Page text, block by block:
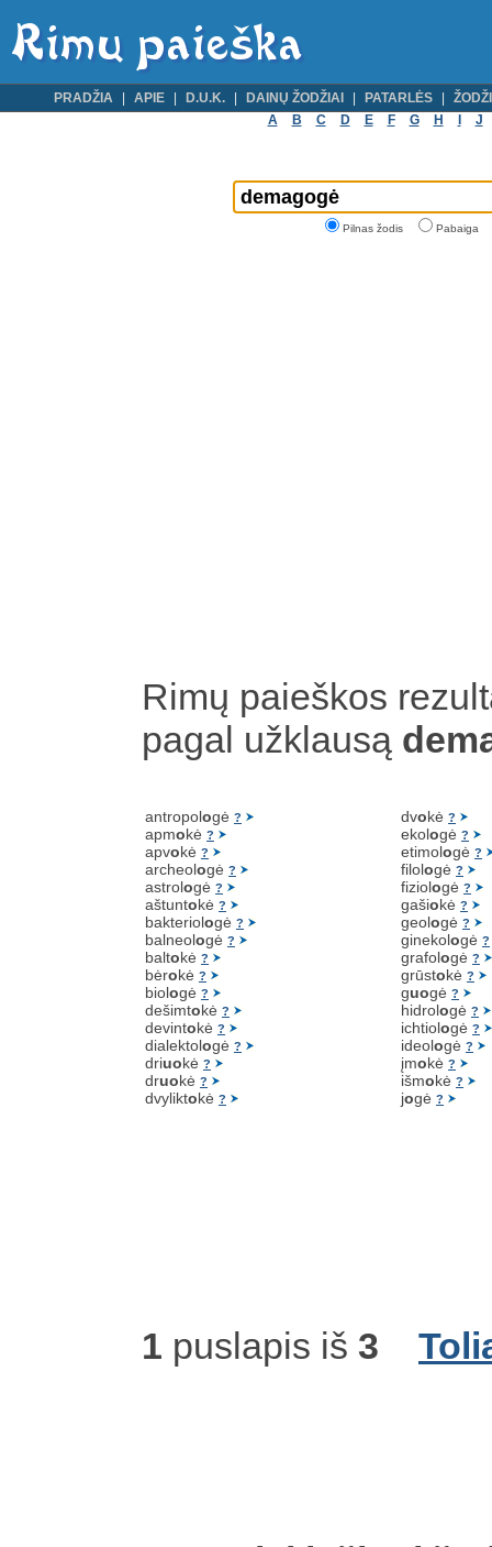
PRADŽIA APIE D.U.K. DAINŲ ŽODŽIAI PATARLĖS
A
B C D E F G H J
Pilnas žodis Pabaiga
Rimų paieškos
pagal užklausą
antropologė ?
apmokė ?
apvokė ?
archeologė ?
astrologė ?
aštuntokė ?
bakteriologė ?
balneologė ?
baltokė ?
bėrokė ?
biologė ?
dešimtokė ?
devintokė ?
dialektologė ?
driuokė ?
druokė ?
dvyliktokė ?
dvokė ?
ekologė ?
etimologė ?
filologė ?
fiziologė ?
gašiokė ?
geologė ?
ginekologė ?
grafologė ?
grūstokė ?
guogė ?
hidrologė ?
ichtiologė ?
ideologė ?
įmokė ?
išmokė ?
jogė ?
1 puslapis iš 3